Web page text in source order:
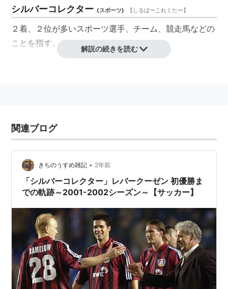
シルバーコレクター (スポーツ) 【 しるばーこれくたー】
２着、２位が多いスポーツ選手、チーム、競走馬などの
ことを指す。
解説の続きを読む
関連ブログ
きちのうすめ雑記 • 2年前
「シルバーコレクター」レバークーゼン 初優勝ま
での軌跡～2001-2002シーズン～【サッカー】